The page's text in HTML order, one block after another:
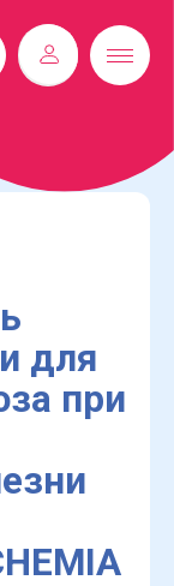
для
при